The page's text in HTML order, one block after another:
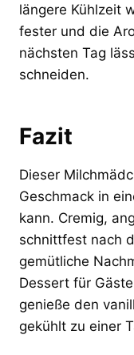
längere Kühlzeit
fester und die
nächsten Tag
schneiden.
Fazit
Dieser
Geschmack in
kann. Cremig,
schnittfest nach
gemütliche
Dessert für
genieße den
gekühlt zu einer